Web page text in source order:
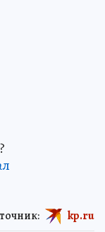
kp.ru